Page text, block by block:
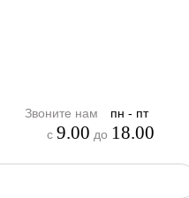
Звоните нам
пн - пт
с 9.00 до 18.00